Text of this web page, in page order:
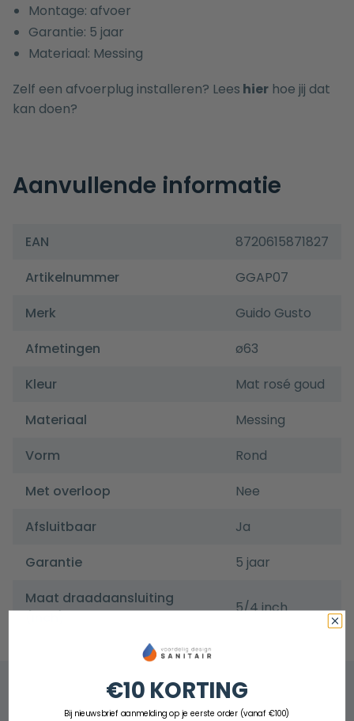
Montage: afvoer
Garantie: 5 jaar
Materiaal: Messing
Zelf een afvoerplug installeren? Lees hier hoe jij dat
kan doen?
Aanvullende informatie
EAN
8720615871827
Artikelnummer
GGAP07
Merk
Guido Gusto
Afmetingen
ø63
Kleur
Mat rosé goud
Materiaal
Messing
Vorm
Rond
Met overloop
Nee
Afsluitbaar
Ja
Garantie
5 jaar
Maat draadaansluiting
5/4 inch
€10 KORTING
Bij nieuwsbrief aanmelding op je eerste order (vanaf €100)